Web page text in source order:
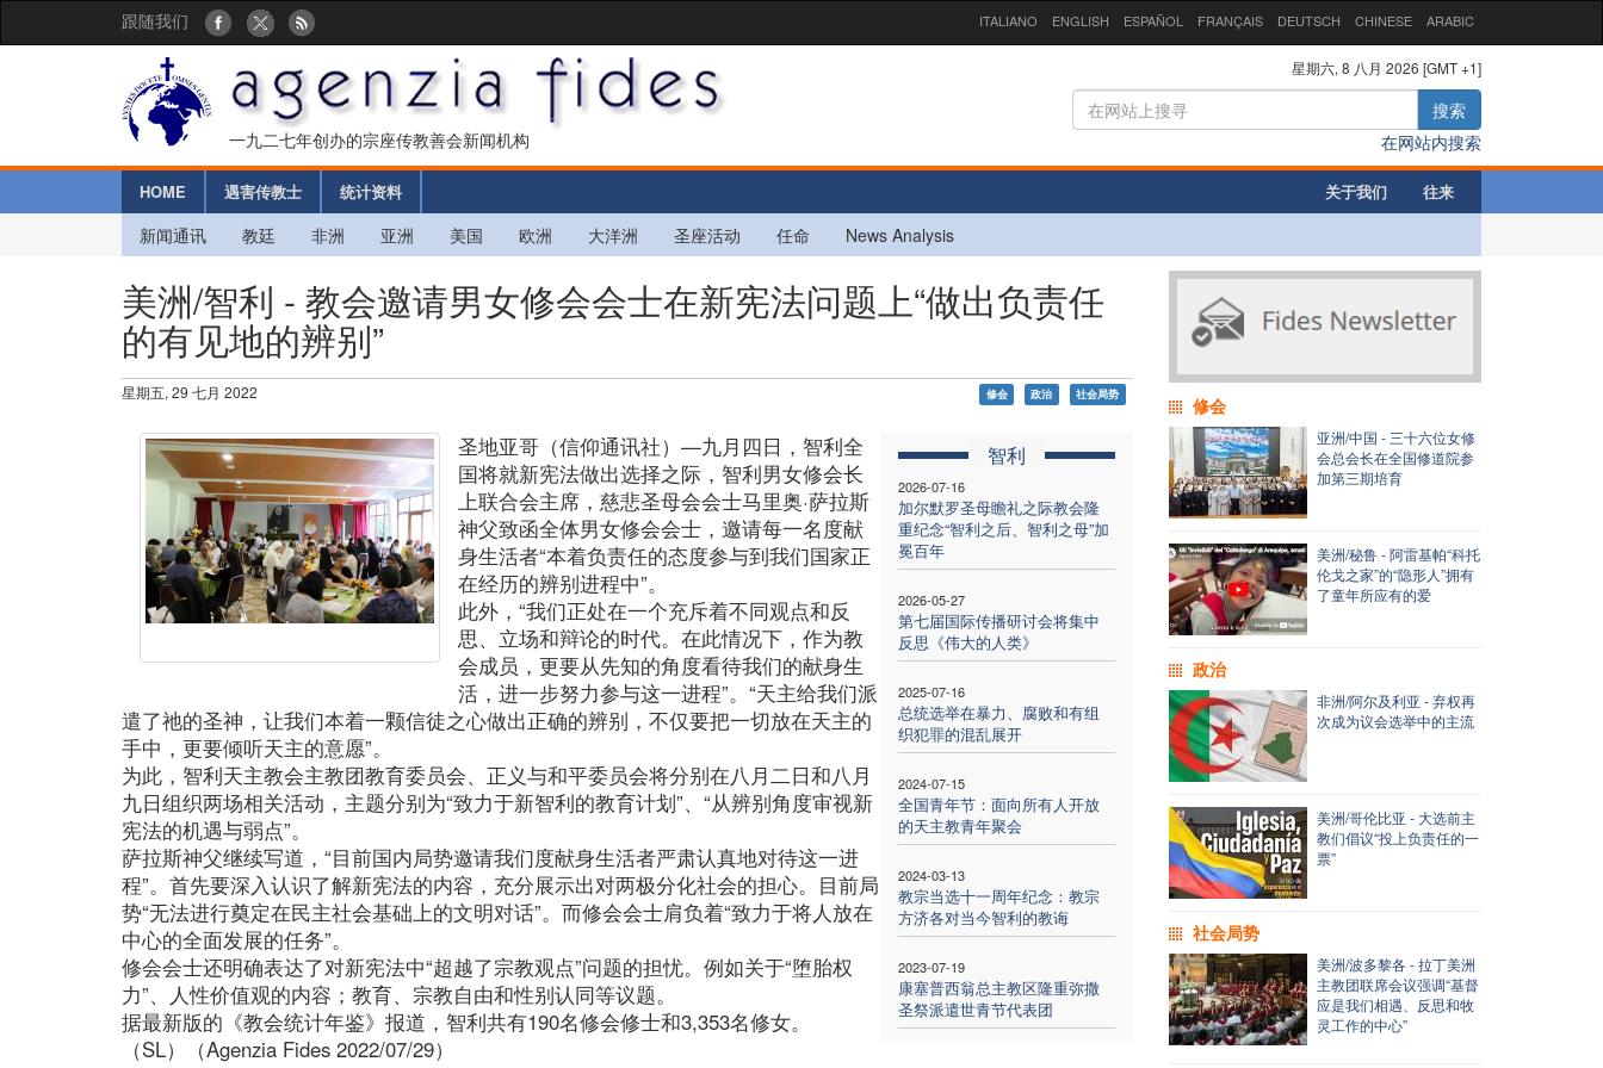
跟随我们 ITALIANO ENGLISH ESPAÑOL FRANÇAIS DEUTSCH CHINESE ARABIC
一九二七年创办的宗座传教善会新闻机构
星期六, 8 八月 2026 [GMT +1]
搜索
在网站内搜索
HOME 遇害传教士 统计资料 关于我们 往来
新闻通讯 教廷 非洲 亚洲 美国 欧洲 大洋洲 圣座活动 任命 News Analysis
美洲/智利 - 教会邀请男女修会会士在新宪法问题上“做出负责任
的有见地的辨别”
星期五, 29 七月 2022 修会 政治 社会局势
智利
2026-07-16
加尔默罗圣母瞻礼之际教会隆
重纪念“智利之后、智利之母”加
冕百年
2026-05-27
第七届国际传播研讨会将集中
反思《伟大的人类》
2025-07-16
总统选举在暴力、腐败和有组
织犯罪的混乱展开
2024-07-15
全国青年节：面向所有人开放
的天主教青年聚会
2024-03-13
教宗当选十一周年纪念：教宗
方济各对当今智利的教诲
2023-07-19
康塞普西翁总主教区隆重弥撒
圣祭派遣世青节代表团
圣地亚哥（信仰通讯社）—九月四日，智利全
国将就新宪法做出选择之际，智利男女修会长
上联合会主席，慈悲圣母会会士马里奥·萨拉斯
神父致函全体男女修会会士，邀请每一名度献
身生活者“本着负责任的态度参与到我们国家正
在经历的辨别进程中”。
此外，“我们正处在一个充斥着不同观点和反
思、立场和辩论的时代。在此情况下，作为教
会成员，更要从先知的角度看待我们的献身生
活，进一步努力参与这一进程”。“天主给我们派
遣了祂的圣神，让我们本着一颗信徒之心做出正确的辨别，不仅要把一切放在天主的
手中，更要倾听天主的意愿”。
为此，智利天主教会主教团教育委员会、正义与和平委员会将分别在八月二日和八月
九日组织两场相关活动，主题分别为“致力于新智利的教育计划”、“从辨别角度审视新
宪法的机遇与弱点”。
萨拉斯神父继续写道，“目前国内局势邀请我们度献身生活者严肃认真地对待这一进
程”。首先要深入认识了解新宪法的内容，充分展示出对两极分化社会的担心。目前局
势“无法进行奠定在民主社会基础上的文明对话”。而修会会士肩负着“致力于将人放在
中心的全面发展的任务”。
修会会士还明确表达了对新宪法中“超越了宗教观点”问题的担忧。例如关于“堕胎权
力”、人性价值观的内容；教育、宗教自由和性别认同等议题。
据最新版的《教会统计年鉴》报道，智利共有190名修会修士和3,353名修女。
（SL）（Agenzia Fides 2022/07/29）
修会
亚洲/中国 - 三十六位女修
会总会长在全国修道院参
加第三期培育
美洲/秘鲁 - 阿雷基帕“科托
伦戈之家”的“隐形人”拥有
了童年所应有的爱
政治
非洲/阿尔及利亚 - 弃权再
次成为议会选举中的主流
美洲/哥伦比亚 - 大选前主
教们倡议“投上负责任的一
票”
社会局势
美洲/波多黎各 - 拉丁美洲
主教团联席会议强调“基督
应是我们相遇、反思和牧
灵工作的中心”